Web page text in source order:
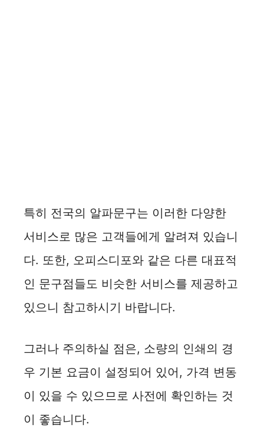
특히 전국의 알파문구는 이러한 다양한
서비스로 많은 고객들에게 알려져 있습니
다. 또한, 오피스디포와 같은 다른 대표적
인 문구점들도 비슷한 서비스를 제공하고
있으니 참고하시기 바랍니다.
그러나 주의하실 점은, 소량의 인쇄의 경
우 기본 요금이 설정되어 있어, 가격 변동
이 있을 수 있으므로 사전에 확인하는 것
이 좋습니다.